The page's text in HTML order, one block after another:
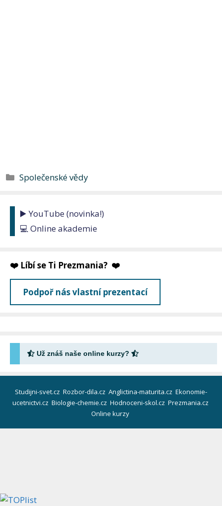
Rubriky
Společenské vědy
▶️ YouTube (novinka!)
💻 Online akademie
❤️ Líbí se Ti Prezmania? ❤️
Podpoř nás vlastní prezentací
Už znáš naše online kurzy?
Studijni-svet.cz Rozbor-dila.cz Anglictina-maturita.cz Ekonomie-
ucetnictvi.cz Biologie-chemie.cz Hodnoceni-skol.cz Prezmania.cz
Online kurzy